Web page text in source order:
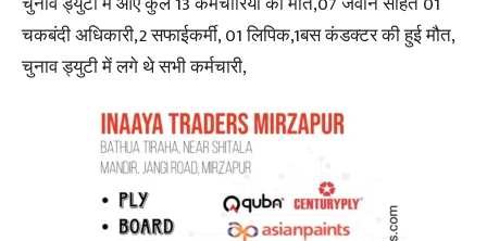
चकबंदी अधिकारी,2 सफाईकर्मी, 01 लिपिक,1बस कंडक्टर की हुई मौत,
चुनाव ड्युटी में लगे थे सभी कर्मचारी,